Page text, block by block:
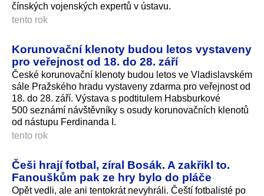
čínských vojenských expertů v ústavu.
tento rok
Korunovační klenoty budou letos vystaveny
pro veřejnost od 18. do 28. září
České korunovační klenoty budou letos ve Vladislavském
sále Pražského hradu vystaveny zdarma pro veřejnost od
18. do 28. září. Výstava s podtitulem Habsburkové
500 seznámí návštěvníky s osudy korunovačních klenotů
od nástupu Ferdinanda I.
tento rok
Češi hrají fotbal, zíral Bosák. A zakřikl to.
Fanouškům pak ze hry bylo do pláče
Opět vedli, ale ani tentokrát nevyhráli. Čeští fotbalisté po